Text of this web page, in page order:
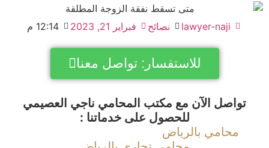
lawyer-naji نصائح فبراير 21, 2023 12:14 م
للاستفسار: تواصل معنا
تواصل الآن مع مكتب المحامي ناجي العصيمي
للحصول على خدماتنا :
محامي بالرياض